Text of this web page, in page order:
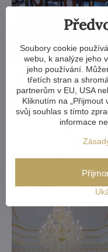
Soubory cookie
webu, k analýze jeho
jeho používání.
třetích stran a
partnerům v EU, USA
Kliknutím na „Přijmout
svůj souhlas s tímto
informace